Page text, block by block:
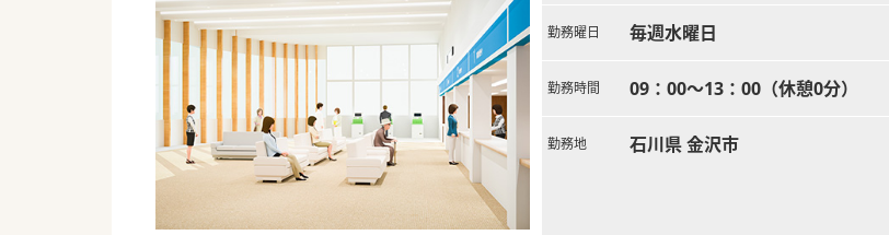
勤務曜日 毎週水曜日
勤務時間 09：00～13：00（休憩0分）
勤務地 石川県 金沢市